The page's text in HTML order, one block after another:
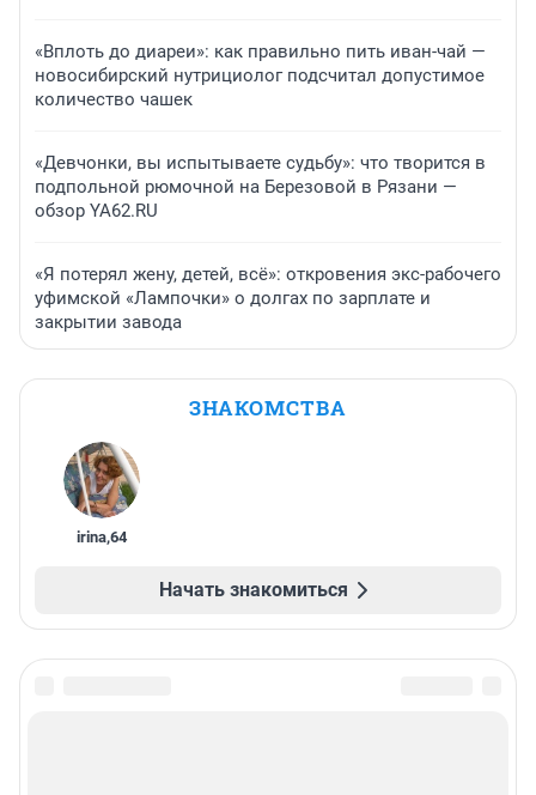
«Вплоть до диареи»: как правильно пить иван-чай —
новосибирский нутрициолог подсчитал допустимое
количество чашек
«Девчонки, вы испытываете судьбу»: что творится в
подпольной рюмочной на Березовой в Рязани —
обзор YA62.RU
«Я потерял жену, детей, всё»: откровения экс-рабочего
уфимской «Лампочки» о долгах по зарплате и
закрытии завода
ЗНАКОМСТВА
irina,64
Начать знакомиться